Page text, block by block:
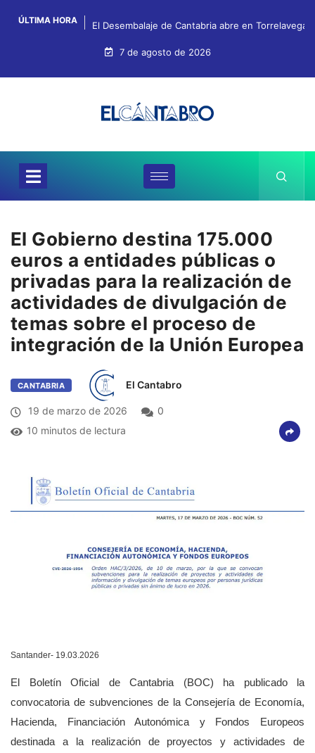
ÚLTIMA HORA El Desembalaje de Cantabria abre en
7 de agosto de 2026
El Gobierno destina 175.000
euros a entidades públicas o
privadas para la realización de
actividades de divulgación de
temas sobre el proceso de
integración de la Unión Europea
CANTABRIA El Cantabro
19 de marzo de 2026
0
10 minutos de lectura
Santander- 19.03.2026
El Boletín Oficial de Cantabria (BOC) ha publicado la
convocatoria de subvenciones de la Consejería de Economía,
Hacienda, Financiación Autonómica y Fondos Europeos
destinada a la realización de proyectos y actividades de